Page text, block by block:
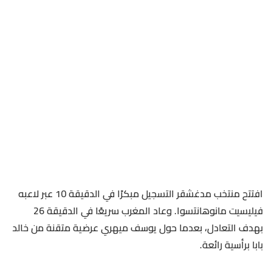
افتتح منتخب مدغشقر التسجيل مبكرًا في الدقيقة 10 عبر لاعبه
فيليسيت مانوهانتسوا. وعاد المغرب سريعًا في الدقيقة 26
بهدف التعادل، بعدما حول يوسف ميهري عرضية متقنة من خالد
بابا برأسية رائعة.